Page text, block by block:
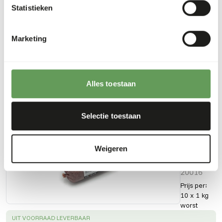
Statistieken
Marketing
Alles toestaan
Selectie toestaan
Weigeren
Vetgehalte
0,32%
Ook interessant
KB
20016
Prijs per:
10 x 1 kg
worst
SUCCESS:
UIT VOORRAAD LEVERBAAR